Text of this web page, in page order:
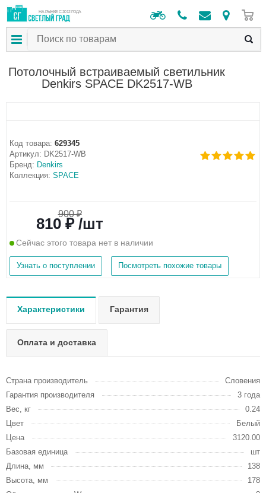
НА РЫНКЕ С 2012 ГОДА
Потолочный встраиваемый светильник
Denkirs SPACE DK2517-WB
Код товара: 629345
Артикул: DK2517-WB
Бренд: Denkirs
Коллекция: SPACE
900 ₽
810 ₽ /шт
Сейчас этого товара нет в наличии
Узнать о поступлении Посмотреть похожие товары
Характеристики Гарантия
Оплата и доставка
Страна производитель
Словения
Гарантия производителя
3 года
Вес, кг
0.24
Цвет
Белый
Цена
3120.00
Базовая единица
шт
Длина, мм
138
Высота, мм
178